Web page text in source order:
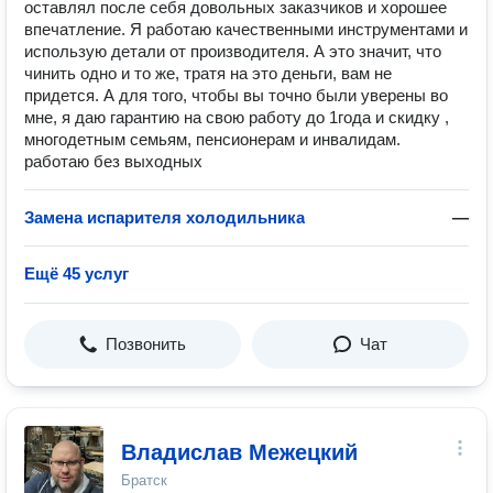
оставлял после себя довольных заказчиков и хорошее
впечатление. Я работаю качественными инструментами и
использую детали от производителя. А это значит, что
чинить одно и то же, тратя на это деньги, вам не
придется. А для того, чтобы вы точно были уверены во
мне, я даю гарантию на свою работу до 1года и скидку ,
многодетным семьям, пенсионерам и инвалидам.
️работаю без выходных
Замена испарителя холодильника —
Ещё 45 услуг
Позвонить Чат
Владислав Межецкий
Братск